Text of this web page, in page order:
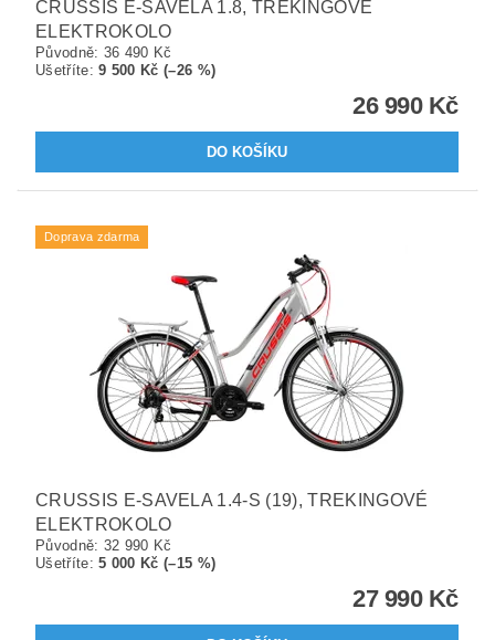
CRUSSIS E-SAVELA 1.8, TREKINGOVÉ
ELEKTROKOLO
Původně: 36 490 Kč
Ušetříte:9 500 Kč (–26 %)
26 990 Kč
Doprava zdarma
CRUSSIS E-SAVELA 1.4-S (19), TREKINGOVÉ
ELEKTROKOLO
Původně: 32 990 Kč
Ušetříte:5 000 Kč (–15 %)
27 990 Kč